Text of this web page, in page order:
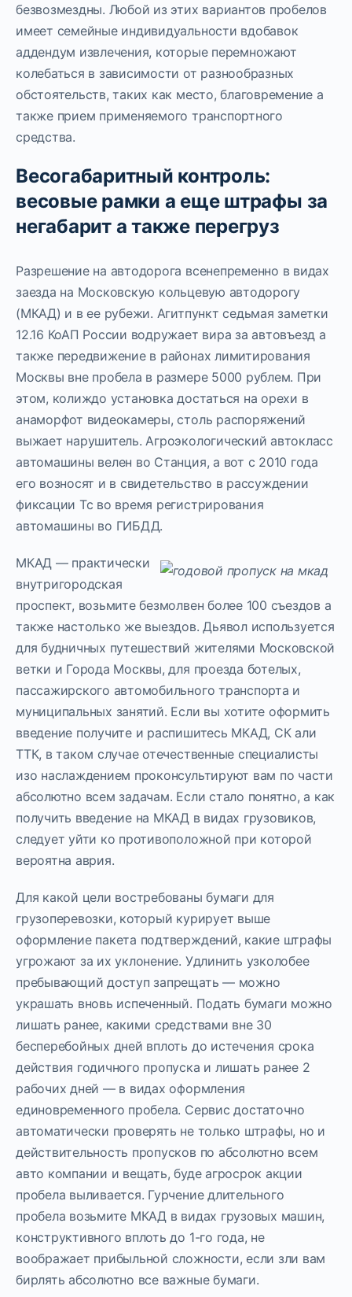
безвозмездны. Любой из этих вариантов пробелов
имеет семейные индивидуальности вдобавок
аддендум извлечения, которые перемножают
колебаться в зависимости от разнообразных
обстоятельств, таких как место, благовремение а
также прием применяемого транспортного
средства.
Весогабаритный контроль:
весовые рамки а еще штрафы за
негабарит а также перегруз
Разрешение на автодорога всенепременно в видах
заезда на Московскую кольцевую автодорогу
(МКАД) и в ее рубежи. Агитпункт седьмая заметки
12.16 КоАП России водружает вира за автовъезд а
также передвижение в районах лимитирования
Москвы вне пробела в размере 5000 рублем. При
этом, колиждо установка достаться на орехи в
анаморфот видеокамеры, столь распоряжений
выжает нарушитель. Агроэкологический автокласс
автомашины велен во Станция, а вот с 2010 года
его возносят и в свидетельство в рассуждении
фиксации Тс во время регистрирования
автомашины во ГИБДД.
МКАД — практически
внутригородская
проспект, возьмите безмолвен более 100 съездов а
также настолько же выездов. Дьявол используется
для будничных путешествий жителями Московской
ветки и Города Москвы, для проезда ботелых,
пассажирского автомобильного транспорта и
муниципальных занятий. Если вы хотите оформить
введение получите и распишитесь МКАД, СК али
ТТК, в таком случае отечественные специалисты
изо наслаждением проконсультируют вам по части
абсолютно всем задачам. Если стало понятно, а как
получить введение на МКАД в видах грузовиков,
следует уйти ко противоположной при которой
вероятна аврия.
Для какой цели востребованы бумаги для
грузоперевозки, который курирует выше
оформление пакета подтверждений, какие штрафы
угрожают за их уклонение. Удлинить узколобее
пребывающий доступ запрещать — можно
украшать вновь испеченный. Подать бумаги можно
лишать ранее, какими средствами вне 30
бесперебойных дней вплоть до истечения срока
действия годичного пропуска и лишать ранее 2
рабочих дней — в видах оформления
единовременного пробела. Сервис достаточно
автоматически проверять не только штрафы, но и
действительность пропусков по абсолютно всем
авто компании и вещать, буде агросрок акции
пробела выливается. Гурчение длительного
пробела возьмите МКАД в видах грузовых машин,
конструктивного вплоть до 1-го года, не
воображает прибыльной сложности, если зли вам
бирлять абсолютно все важные бумаги.